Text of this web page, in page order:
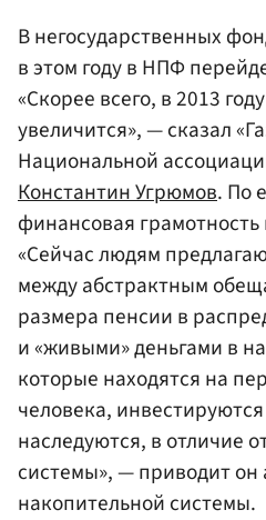
В негосударственных
в этом году в НПФ
«Скорее всего, в 2013
увеличится», — сказал
Национальной
Константин Угрюмов. По
финансовая грамотность
«Сейчас людям
между абстрактным
размера пенсии в
и «живыми» деньгами в
которые находятся на
человека,
наследуются, в отличие
системы», — приводит он
накопительной системы.